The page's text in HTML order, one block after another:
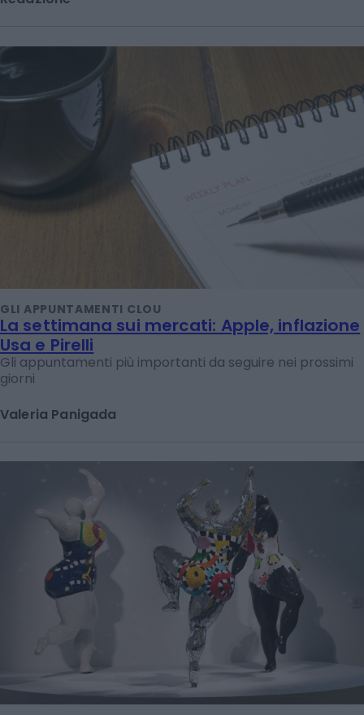
GLI APPUNTAMENTI CLOU
La settimana sui mercati: Apple, inflazione
Usa e Pirelli
Gli appuntamenti più importanti da seguire nei prossimi
giorni
Valeria Panigada